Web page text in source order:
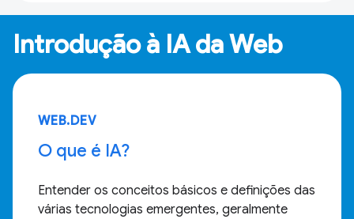
Introdução à IA da Web
WEB.DEV
O que é IA?
Entender os conceitos básicos e definições das
várias tecnologias emergentes, geralmente